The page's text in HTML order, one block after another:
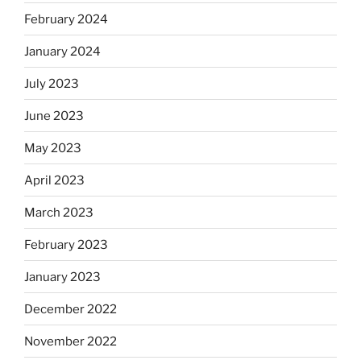
February 2024
January 2024
July 2023
June 2023
May 2023
April 2023
March 2023
February 2023
January 2023
December 2022
November 2022